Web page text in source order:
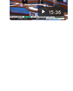
15:36